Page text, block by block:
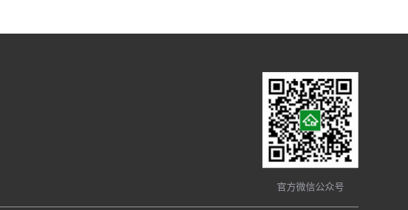
官方微信公众号